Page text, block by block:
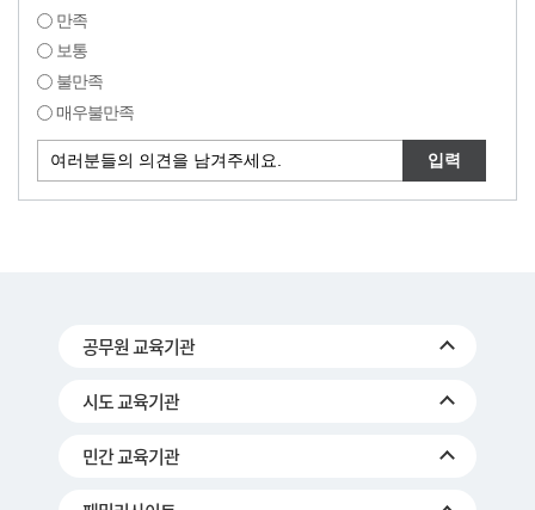
만족
보통
불만족
매우불만족
공무원 교육기관
시도 교육기관
민간 교육기관